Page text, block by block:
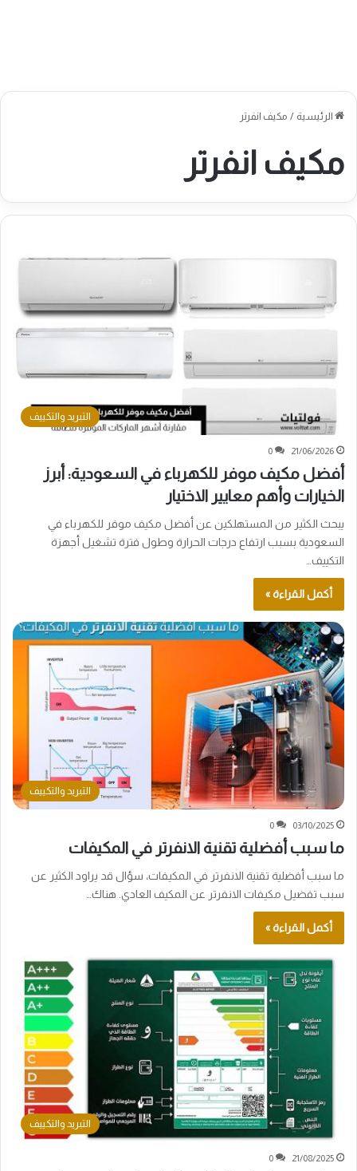
الرئيسية / مكيف انفرتر
مكيف انفرتر
التبريد والتكييف
21/06/2026
0
أفضل مكيف موفر للكهرباء في السعودية: أبرز
الخيارات وأهم معايير الاختيار
يبحث الكثير من المستهلكين عن أفضل مكيف موفر للكهرباء في
السعودية بسبب ارتفاع درجات الحرارة وطول فترة تشغيل أجهزة
التكييف…
أكمل القراءة »
التبريد والتكييف
03/10/2025
0
ما سبب أفضلية تقنية الانفرتر في المكيفات
ما سبب أفضلية تقنية الانفرتر في المكيفات، سؤال قد يراود الكثير عن
سبب تفضيل مكيفات الانفرتر عن المكيف العادي. هناك…
أكمل القراءة »
التبريد والتكييف
21/08/2025
0